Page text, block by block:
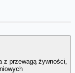
z przewagą żywności,